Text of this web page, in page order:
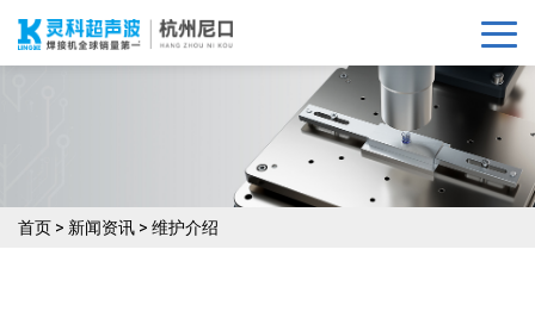
首页 > 新闻资讯 > 维护介绍